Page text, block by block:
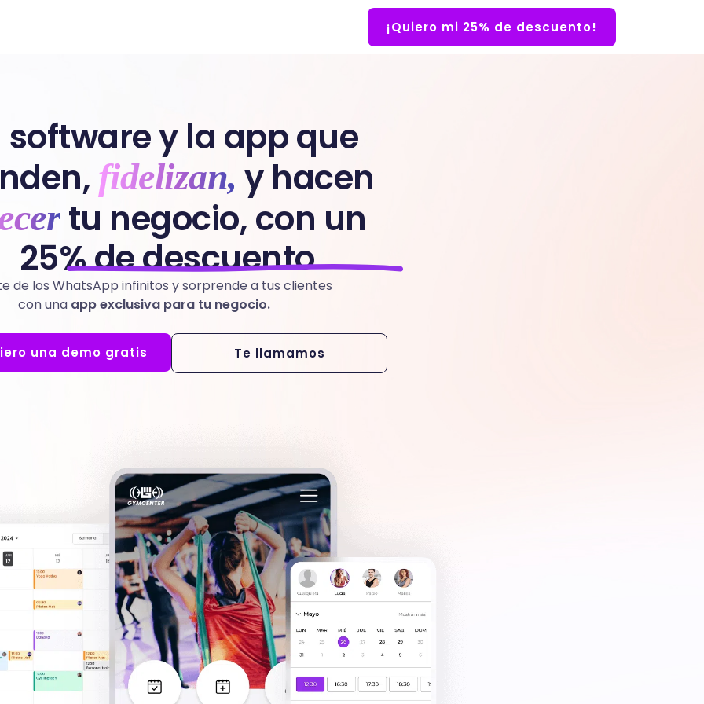
¡Quiero mi 25% de descuento!
software y la app que
fidelizan, y hacen
tu negocio, con un
25% de descuento
de los WhatsApp infinitos y sorprende a tus clientes
con una app exclusiva para tu negocio.
una demo gratis Te llamamos